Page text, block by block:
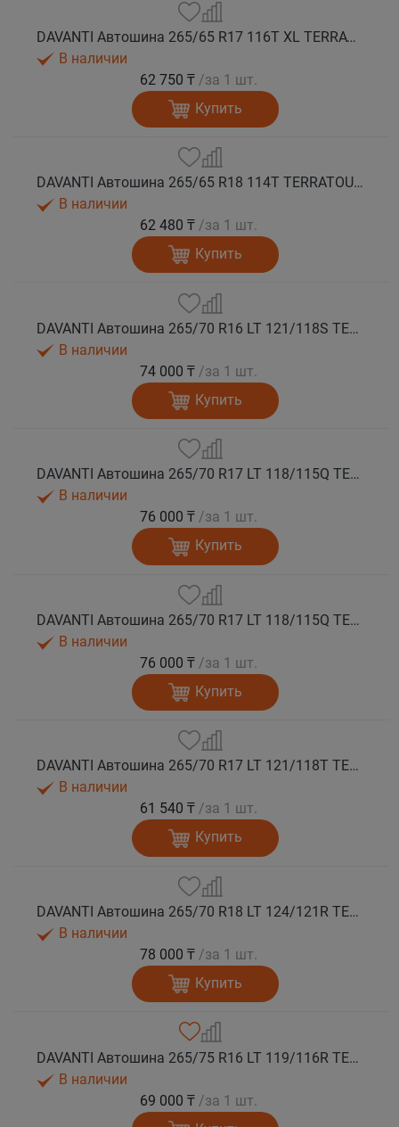
DAVANTI Автошина 265/65 R17 116T XL TERRATOURA A/T RBL RPR M+S
В наличии
62 750 ₸ /за 1 шт.
Купить
DAVANTI Автошина 265/65 R18 114T TERRATOURA A/T RBL RPR M+S
В наличии
62 480 ₸ /за 1 шт.
Купить
DAVANTI Автошина 265/70 R16 LT 121/118S TERRATOURA A/T RWL 10PR RPR M+S
В наличии
74 000 ₸ /за 1 шт.
Купить
DAVANTI Автошина 265/70 R17 LT 118/115Q TERRATOURA A/T RBL 8PR RPR M+S
В наличии
76 000 ₸ /за 1 шт.
Купить
DAVANTI Автошина 265/70 R17 LT 118/115Q TERRATOURA A/T RWL 8PR RPR M+S
В наличии
76 000 ₸ /за 1 шт.
Купить
DAVANTI Автошина 265/70 R17 LT 121/118T TERRATOURA A/T RBL 10PR M+S
В наличии
61 540 ₸ /за 1 шт.
Купить
DAVANTI Автошина 265/70 R18 LT 124/121R TERRATOURA A/T RWL 10PR RPR M+S
В наличии
78 000 ₸ /за 1 шт.
Купить
DAVANTI Автошина 265/75 R16 LT 119/116R TERRATOURA A/T RBL 8PR RPR M+S
В наличии
69 000 ₸ /за 1 шт.